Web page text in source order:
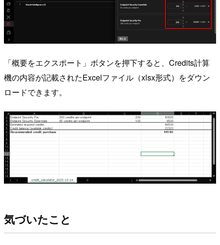
「概要をエクスポート」ボタンを押下すると、Credits計算
機の内容が記載されたExcelファイル（xlsx形式）をダウン
ロードできます。
気づいたこと